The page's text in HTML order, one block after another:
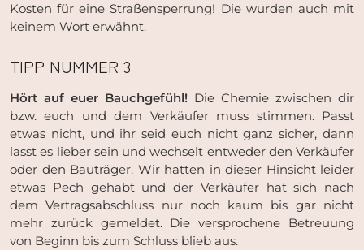
Kosten für eine Straßensperrung! Die wurden auch mit
keinem Wort erwähnt.
TIPP NUMMER 3
Hört auf euer Bauchgefühl! Die Chemie zwischen dir
bzw. euch und dem Verkäufer muss stimmen. Passt
etwas nicht, und ihr seid euch nicht ganz sicher, dann
lasst es lieber sein und wechselt entweder den Verkäufer
oder den Bauträger. Wir hatten in dieser Hinsicht leider
etwas Pech gehabt und der Verkäufer hat sich nach
dem Vertragsabschluss nur noch kaum bis gar nicht
mehr zurück gemeldet. Die versprochene Betreuung
von Beginn bis zum Schluss blieb aus.